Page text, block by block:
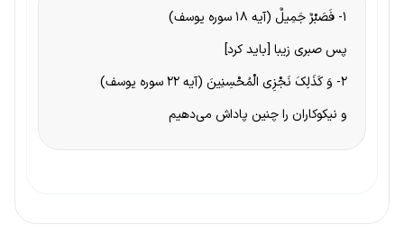
۱- فَصَبْرٌ جَمِیلٌ (آیه ۱۸ سوره یوسف)
پس صبری زیبا [باید کرد]
۲- وَ کَذَلِکَ نَجْزِی الْمُحْسِنِینَ (آیه ۲۲ سوره یوسف)
و نیکوکاران‌ ‌را‌ چنین‌ پاداش‌ می‌دهیم‌